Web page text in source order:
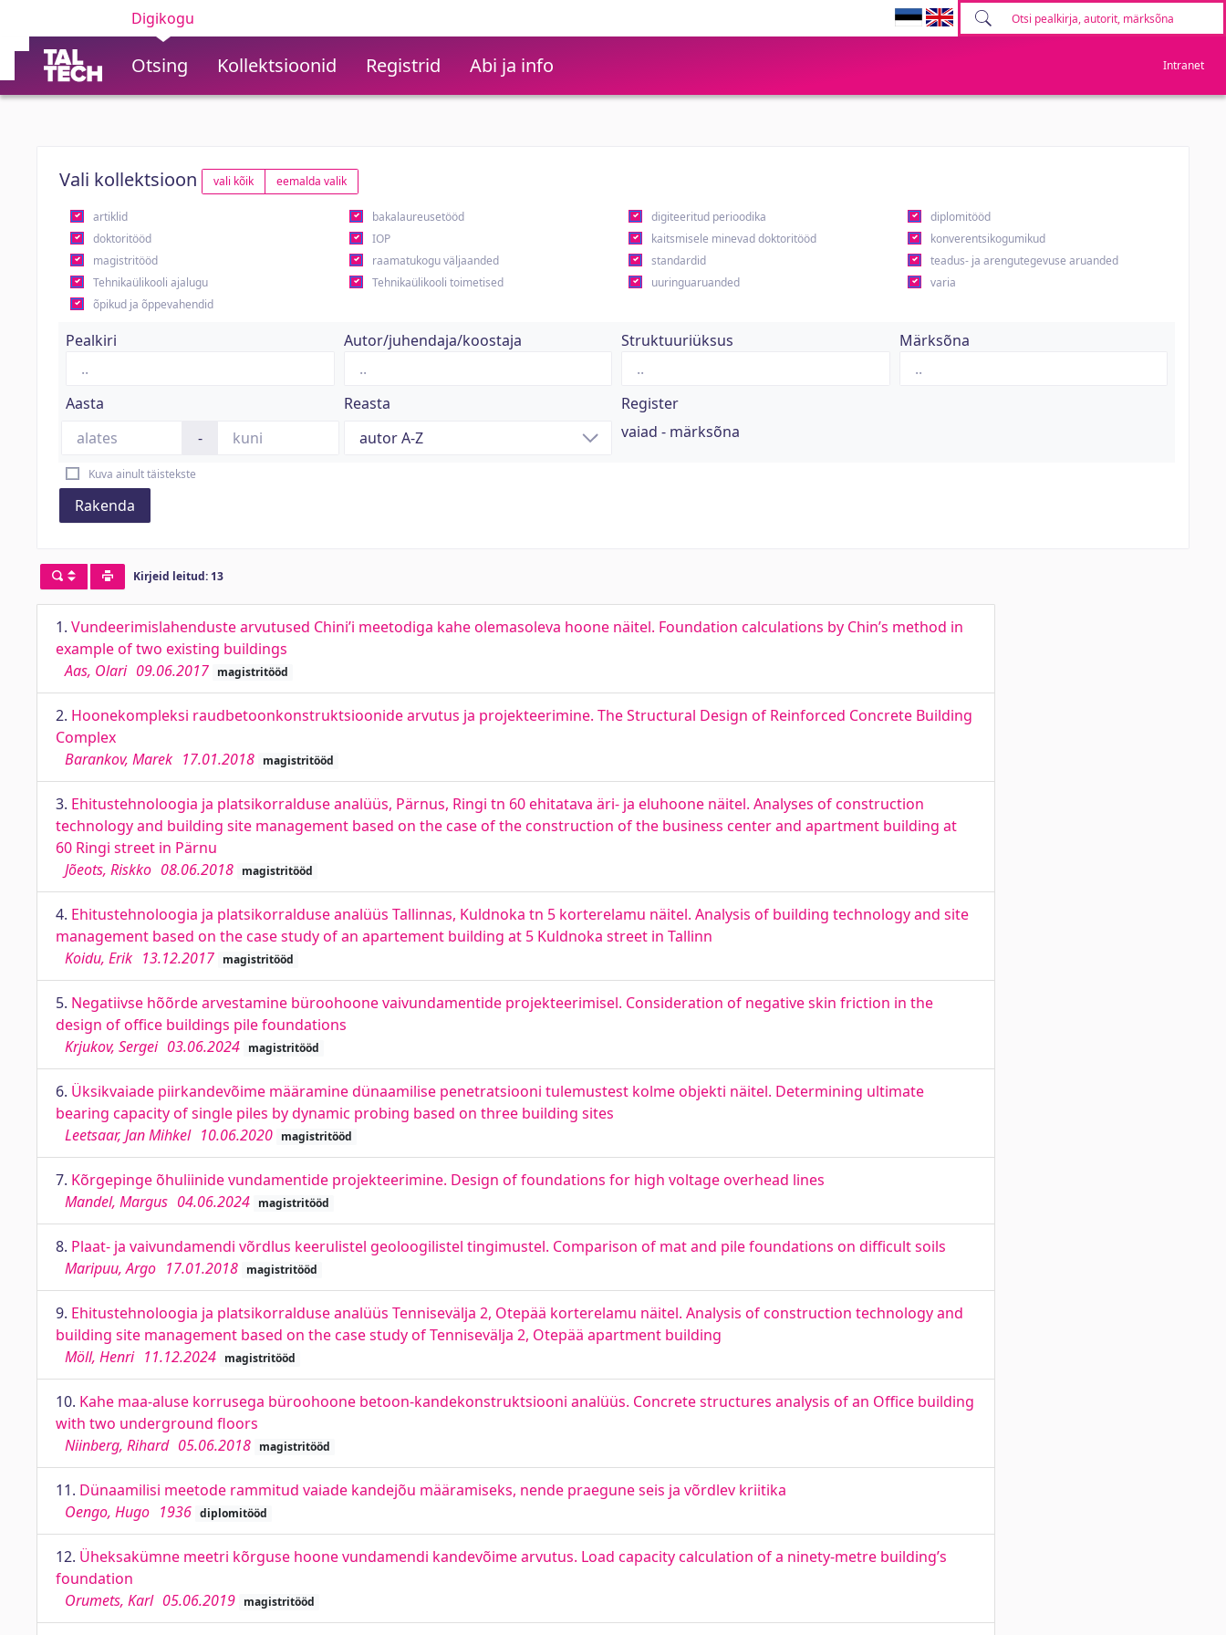
Digikogu
Otsing Kollektsioonid Registrid Abi ja info Intranet
Vali kollektsioon vali kõik eemalda valik
artiklid bakalaureusetööd digiteeritud perioodika
diplomitööd
doktoritööd
IOP kaitsmisele minevad doktoritööd
konverentsikogumikud
magistritööd
raamatukogu väljaanded standardid
teadus- ja arengutegevuse aruanded
Tehnikaülikooli ajalugu
Tehnikaülikooli toimetised uuringuaruanded
varia
õpikud ja õppevahendid
Pealkiri Autor/juhendaja/koostaja Struktuuriüksus Märksõna
Aasta
-
Reasta
Register
vaiad - märksõna
Kuva ainult täistekste
Rakenda
Kirjeid leitud: 13
1. Vundeerimislahenduste arvutused Chini’i meetodiga kahe olemasoleva hoone näitel. Foundation calculations by Chin’s method in
example of two existing buildings
Aas, Olari 09.06.2017 magistritööd
2. Hoonekompleksi raudbetoonkonstruktsioonide arvutus ja projekteerimine. The Structural Design of Reinforced Concrete Building
Complex
Barankov, Marek 17.01.2018 magistritööd
3. Ehitustehnoloogia ja platsikorralduse analüüs, Pärnus, Ringi tn 60 ehitatava äri- ja eluhoone näitel. Analyses of construction
technology and building site management based on the case of the construction of the business center and apartment building at
60 Ringi street in Pärnu
Jõeots, Riskko 08.06.2018 magistritööd
4. Ehitustehnoloogia ja platsikorralduse analüüs Tallinnas, Kuldnoka tn 5 korterelamu näitel. Analysis of building technology and site
management based on the case study of an apartement building at 5 Kuldnoka street in Tallinn
Koidu, Erik 13.12.2017 magistritööd
5. Negatiivse hõõrde arvestamine büroohoone vaivundamentide projekteerimisel. Consideration of negative skin friction in the
design of office buildings pile foundations
Krjukov, Sergei 03.06.2024 magistritööd
6. Üksikvaiade piirkandevõime määramine dünaamilise penetratsiooni tulemustest kolme objekti näitel. Determining ultimate
bearing capacity of single piles by dynamic probing based on three building sites
Leetsaar, Jan Mihkel 10.06.2020 magistritööd
7. Kõrgepinge õhuliinide vundamentide projekteerimine. Design of foundations for high voltage overhead lines
Mandel, Margus 04.06.2024 magistritööd
8. Plaat- ja vaivundamendi võrdlus keerulistel geoloogilistel tingimustel. Comparison of mat and pile foundations on difficult soils
Maripuu, Argo 17.01.2018 magistritööd
9. Ehitustehnoloogia ja platsikorralduse analüüs Tennisevälja 2, Otepää korterelamu näitel. Analysis of construction technology and
building site management based on the case study of Tennisevälja 2, Otepää apartment building
Möll, Henri 11.12.2024 magistritööd
10. Kahe maa-aluse korrusega büroohoone betoon-kandekonstruktsiooni analüüs. Concrete structures analysis of an Office building
with two underground floors
Niinberg, Rihard 05.06.2018 magistritööd
11. Dünaamilisi meetode rammitud vaiade kandejõu määramiseks, nende praegune seis ja võrdlev kriitika
Oengo, Hugo 1936 diplomitööd
12. Üheksakümne meetri kõrguse hoone vundamendi kandevõime arvutus. Load capacity calculation of a ninety-metre building’s
foundation
Orumets, Karl 05.06.2019 magistritööd